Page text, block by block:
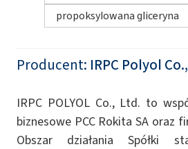
propoksylowana gliceryna
Producent: IRPC Polyol
IRPC POLYOL Co., Ltd. to
biznesowe PCC Rokita SA oraz
Obszar działania Spółki